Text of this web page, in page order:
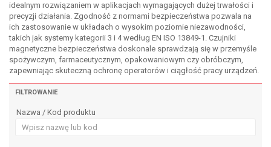
idealnym rozwiązaniem w aplikacjach wymagających dużej trwałości i
precyzji działania. Zgodność z normami bezpieczeństwa pozwala na
ich zastosowanie w układach o wysokim poziomie niezawodności,
takich jak systemy kategorii 3 i 4 według EN ISO 13849-1. Czujniki
magnetyczne bezpieczeństwa doskonale sprawdzają się w przemyśle
spożywczym, farmaceutycznym, opakowaniowym czy obróbczym,
zapewniając skuteczną ochronę operatorów i ciągłość pracy urządzeń.
FILTROWANIE
Nazwa / Kod produktu